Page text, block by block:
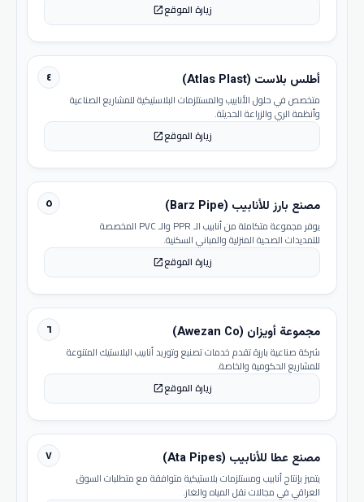
زيارة الموقعopen_in_new
٤ أطلس بلاست (Atlas Plast)
متخصص في حلول الأنابيب والمستلزمات البلاستيكية للمشاريع الصناعية
وأنظمة الري والزراعة الحديثة.
زيارة الموقعopen_in_new
٥ مصنع بارز للأنابيب (Barz Pipe)
يوفر مجموعة متكاملة من أنابيب الـ PPR والـ PVC المخصصة
للتمديدات الصحية المنزلية والمباني السكنية.
زيارة الموقعopen_in_new
٦ مجموعة أويزان (Awezan Co)
شركة صناعية بارزة تقدم خدمات تصنيع وتوريد أنابيب البلاستيك المتنوعة
للمشاريع الحكومية والخاصة.
زيارة الموقعopen_in_new
٧ مصنع عطا للأنابيب (Ata Pipes)
يتميز بإنتاج أنابيب ومستلزمات بلاستيكية متوافقة مع متطلبات السوق
العراقي في مجالات نقل المياه والغاز.